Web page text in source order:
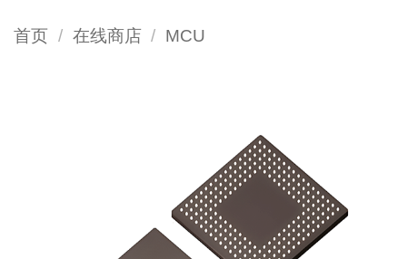
首页 / 在线商店 / MCU